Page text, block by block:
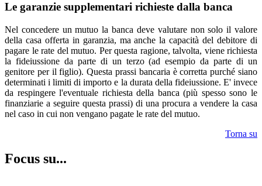
Le garanzie supplementari richieste dalla banca
Nel concedere un mutuo la banca deve valutare non solo il valore
della casa offerta in garanzia, ma anche la capacità del debitore di
pagare le rate del mutuo. Per questa ragione, talvolta, viene richiesta
la fideiussione da parte di un terzo (ad esempio da parte di un
genitore per il figlio). Questa prassi bancaria è corretta purché siano
determinati i limiti di importo e la durata della fideiussione. E' invece
da respingere l'eventuale richiesta della banca (più spesso sono le
finanziarie a seguire questa prassi) di una procura a vendere la casa
nel caso in cui non vengano pagate le rate del mutuo.
Torna su
Focus su...